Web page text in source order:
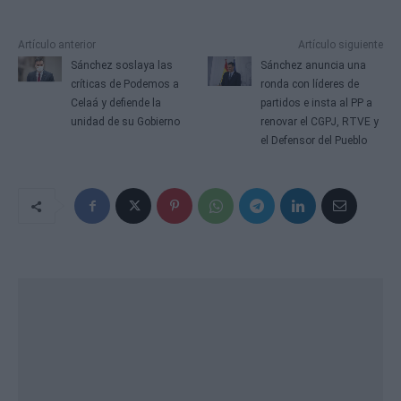
Artículo anterior
Sánchez soslaya las
críticas de Podemos a
Celaá y defiende la
unidad de su Gobierno
Artículo siguiente
Sánchez anuncia una
ronda con líderes de
partidos e insta al PP a
renovar el CGPJ, RTVE y
el Defensor del Pueblo